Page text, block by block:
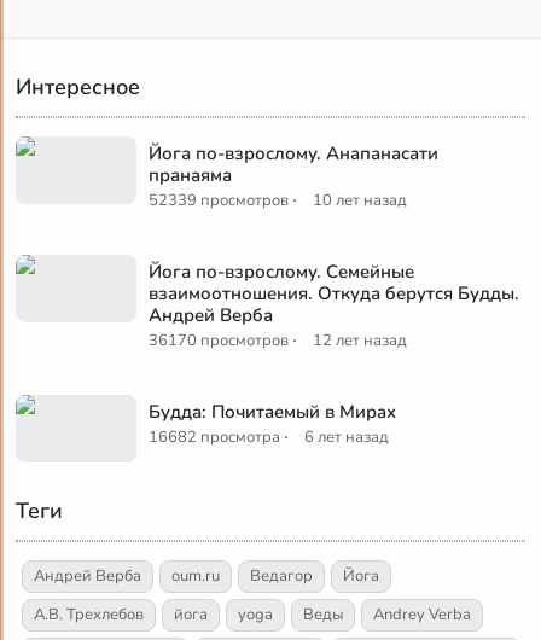
Интересное
Йога по-взрослому. Анапанасати
пранаяма
52339 просмотров · 10 лет назад
Йога по-взрослому. Семейные
взаимоотношения. Откуда берутся Будды.
Андрей Верба
36170 просмотров · 12 лет назад
Будда: Почитаемый в Мирах
16682 просмотра · 6 лет назад
Теги
Андрей Верба oum.ru Ведагор
Йога
А.В. Трехлебов
йога yoga Веды
Andrey Verba